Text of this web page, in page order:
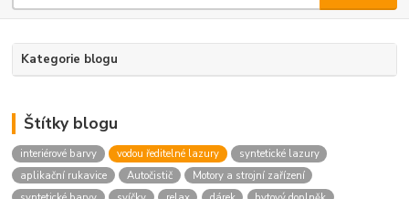
Kategorie blogu
Štítky blogu
interiérové barvy vodou ředitelné lazury
syntetické lazury
aplikační rukavice
Autočistič
Motory a strojní zařízení